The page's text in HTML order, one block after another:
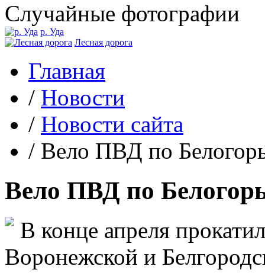
Случайные фотографии
р. Уда
Лесная дорога
Главная
/ Новости
/ Новости сайта
/ Вело ПВД по
Вело ПВД по
В конце апреля
Воронежской и